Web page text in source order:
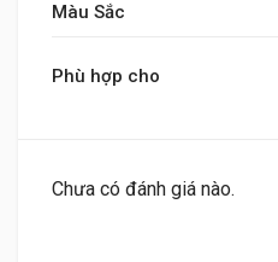
Màu Sắc
Phù hợp cho
Chưa có đánh giá nào.